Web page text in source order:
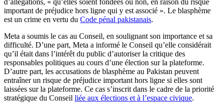
d’allégations, « qu’elles soient fondées ou non, en raison du risque
important de préjudice hors ligne qui y est associé ». Le blasphème
est un crime en vertu du Code pénal pakistanais.
Meta a soumis le cas au Conseil, en soulignant son importance et sa
difficulté. D’une part, Meta a informé le Conseil qu’elle considérait
qu’il était dans l’intérêt du public d’autoriser la critique des
responsables politiques au cours d’une élection sur la plateforme.
D’autre part, les accusations de blasphème au Pakistan peuvent
entraîner un risque de préjudice important hors ligne si elles sont
laissées sur la plateforme. Ce cas s’inscrit dans le cadre de la priorité
stratégique du Conseil liée aux élections et à l’espace civique.